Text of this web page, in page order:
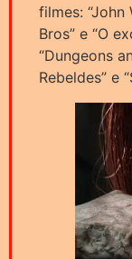
filmes: “John
Bros” e “O
“Dungeons
Rebeldes” e